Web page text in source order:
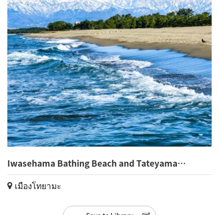
Iwasehama Bathing Beach and Tateyama
Mountain Range(1)
เมืองโทยามะ